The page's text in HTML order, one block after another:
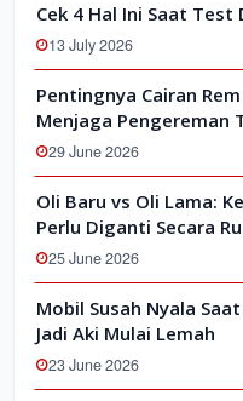
Cek 4 Hal Ini Saat Test
13 July 2026
Pentingnya Cairan
Menjaga Pengereman
29 June 2026
Oli Baru vs Oli Lama:
Perlu Diganti Secara
25 June 2026
Mobil Susah Nyala
Jadi Aki Mulai Lemah
23 June 2026